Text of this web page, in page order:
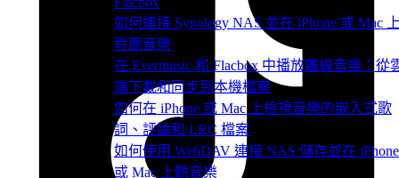
如何連接 Synology NAS 並在 iPhone 或 Mac
聆聽音樂
在 Evermusic 和 Flacbox 中播放離線音樂：從
端下載和同步到本機檔案
如何在 iPhone 或 Mac 上檢視音樂的嵌入式歌
詞、評論和 LRC 檔案
如何使用 WebDAV 連接 NAS 儲存並在 iPhone
或 Mac 上聽音樂